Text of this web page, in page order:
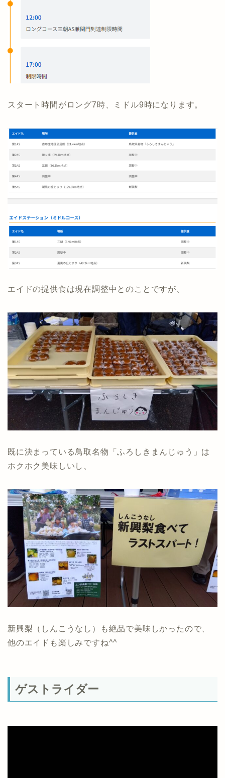
スタート時間がロング7時、ミドル9時になります。
エイドの提供食は現在調整中とのことですが、
既に決まっている鳥取名物「ふろしきまんじゅう」は
ホクホク美味しいし、
新興梨（しんこうなし）も絶品で美味しかったので、
他のエイドも楽しみですね^^
ゲストライダー